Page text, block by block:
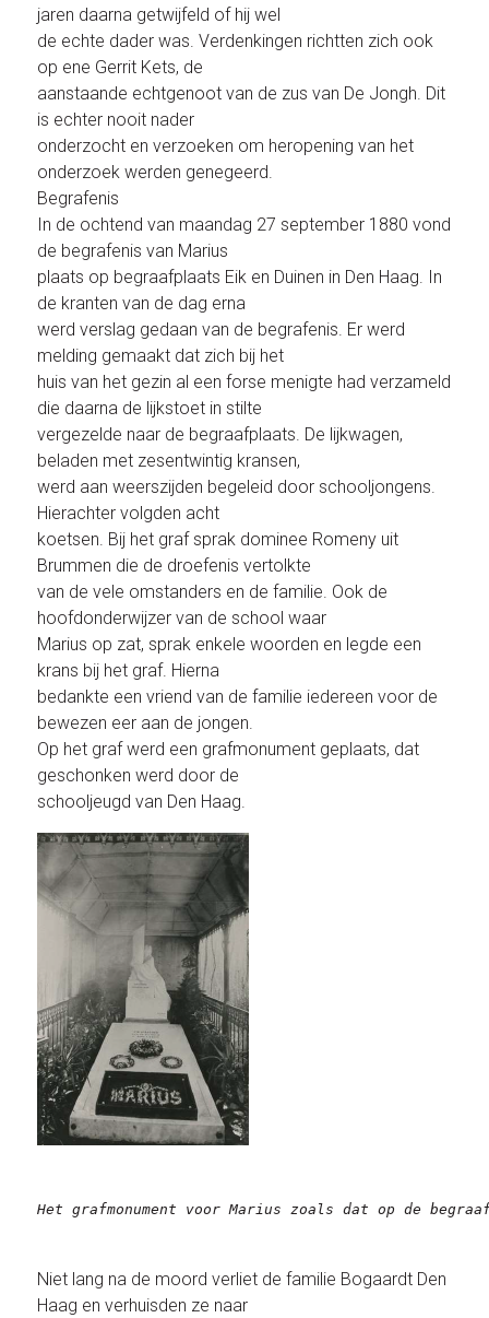
jaren daarna getwijfeld of hij wel
de echte dader was. Verdenkingen richtten zich ook
op ene Gerrit Kets, de
aanstaande echtgenoot van de zus van De Jongh. Dit
is echter nooit nader
onderzocht en verzoeken om heropening van het
onderzoek werden genegeerd.
Begrafenis
In de ochtend van maandag 27 september 1880 vond
de begrafenis van Marius
plaats op begraafplaats Eik en Duinen in Den Haag. In
de kranten van de dag erna
werd verslag gedaan van de begrafenis. Er werd
melding gemaakt dat zich bij het
huis van het gezin al een forse menigte had verzameld
die daarna de lijkstoet in stilte
vergezelde naar de begraafplaats. De lijkwagen,
beladen met zesentwintig kransen,
werd aan weerszijden begeleid door schooljongens.
Hierachter volgden acht
koetsen. Bij het graf sprak dominee Romeny uit
Brummen die de droefenis vertolkte
van de vele omstanders en de familie. Ook de
hoofdonderwijzer van de school waar
Marius op zat, sprak enkele woorden en legde een
krans bij het graf. Hierna
bedankte een vriend van de familie iedereen voor de
bewezen eer aan de jongen.
Op het graf werd een grafmonument geplaats, dat
geschonken werd door de
schooljeugd van Den Haag.
Het grafmonument voor Marius zoals dat op de
Niet lang na de moord verliet de familie Bogaardt Den
Haag en verhuisden ze naar